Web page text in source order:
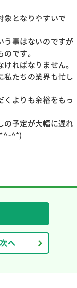
象となりやすいで
う事はないのですが
です。
ればなりません。
私たちの業界も忙し
くよりも余裕をもっ
の予定が大幅に遅れ
^*)
次へ